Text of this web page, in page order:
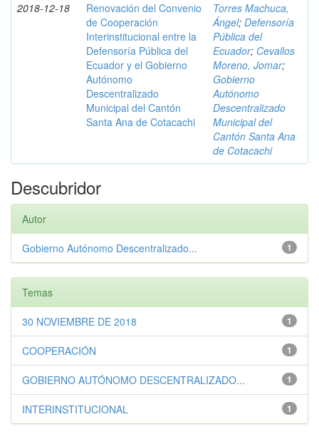
2018-12-18
Renovación del Convenio
de Cooperación
Interinstitucional entre la
Defensoría Pública del
Ecuador y el Gobierno
Autónomo
Descentralizado
Municipal del Cantón
Santa Ana de Cotacachi
Torres Machuca,
Ángel; Defensoría
Pública del
Ecuador; Cevallos
Moreno, Jomar;
Gobierno
Autónomo
Descentralizado
Municipal del
Cantón Santa Ana
de Cotacachi
Descubridor
Autor
1
Gobierno Autónomo Descentralizado...
Temas
1
30 NOVIEMBRE DE 2018
1
COOPERACIÓN
1
GOBIERNO AUTÓNOMO DESCENTRALIZADO...
1
INTERINSTITUCIONAL